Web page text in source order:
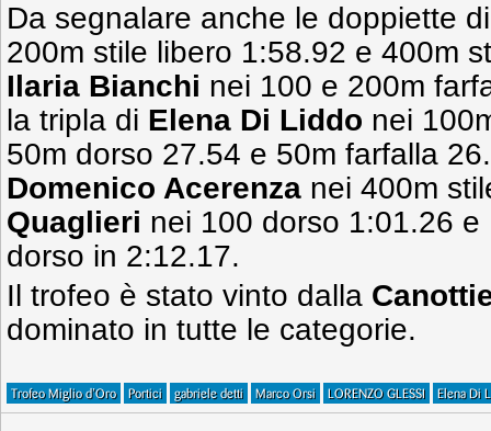
Da segnalare anche le doppiette
200m stile libero 1:58.92 e 400m
Ilaria Bianchi nei 100 e 200m
la tripla di Elena Di Liddo nei
50m dorso 27.54 e 50m farfalla
Domenico Acerenza nei 400m
Quaglieri nei 100 dorso 1:01.26
dorso in 2:12.17.
Il trofeo è stato vinto dalla
dominato in tutte le categorie.
Trofeo Miglio d’Oro Portici gabriele detti Marco Orsi LORENZO GLESSI Elena Di